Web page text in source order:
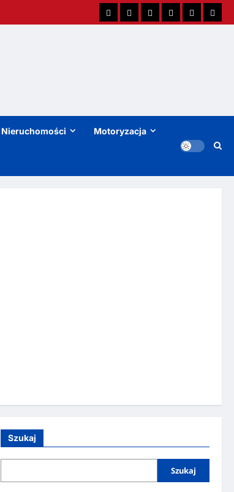
Nieruchomości Motoryzacja
Szukaj
Szukaj